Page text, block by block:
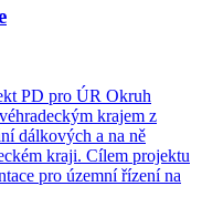
PD pro ÚR Okruh
krajem z
dálkových a na ně
kraji. Cílem projektu
pro územní řízení na